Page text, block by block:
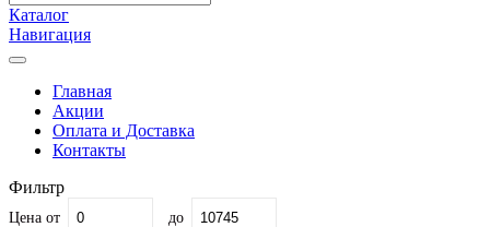
Каталог
Навигация
Главная
Акции
Оплата и Доставка
Контакты
Фильтр
Цена от до